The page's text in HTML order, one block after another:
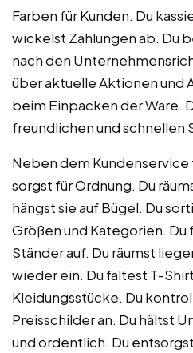
Farben für Kunden. Du
wickelst Zahlungen ab. Du
nach den
über aktuelle Aktionen und
beim Einpacken der Ware.
freundlichen und schnellen
Neben dem Kundenservice
sorgst für Ordnung. Du
hängst sie auf Bügel. Du
Größen und Kategorien. Du
Ständer auf. Du räumst
wieder ein. Du faltest T-
Kleidungsstücke. Du
Preisschilder an. Du hältst
und ordentlich. Du